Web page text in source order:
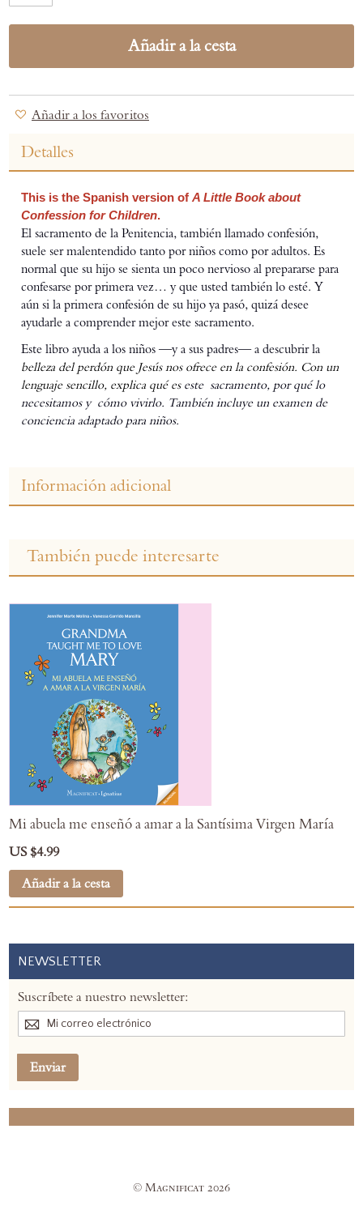
Añadir a la cesta
Añadir a los favoritos
Detalles
This is the Spanish version of A Little Book about
Confession for Children.
El sacramento de la Penitencia, también llamado confesión,
suele ser malentendido tanto por niños como por adultos. Es
normal que su hijo se sienta un poco nervioso al prepararse para
confesarse por primera vez… y que usted también lo esté. Y
aún si la primera confesión de su hijo ya pasó, quizá desee
ayudarle a comprender mejor este sacramento.
Este libro ayuda a los niños —y a sus padres— a descubrir la
belleza del perdón que Jesús nos ofrece en la confesión. Con un
lenguaje sencillo, explica qué es este sacramento, por qué lo
necesitamos y cómo vivirlo. También incluye un examen de
conciencia adaptado para niños.
Información adicional
También puede interesarte
Mi abuela me enseñó a amar a la Santísima Virgen María
US $4.99
Añadir a la cesta
NEWSLETTER
Suscríbete a nuestro newsletter:
Enviar
© Magnificat 2026